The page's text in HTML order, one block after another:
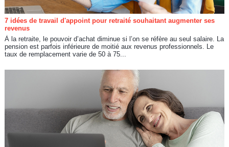
7 idées de travail d'appoint pour retraité souhaitant augmenter ses
revenus
À la retraite, le pouvoir d’achat diminue si l’on se réfère au seul salaire. La
pension est parfois inférieure de moitié aux revenus professionnels. Le
taux de remplacement varie de 50 à 75...